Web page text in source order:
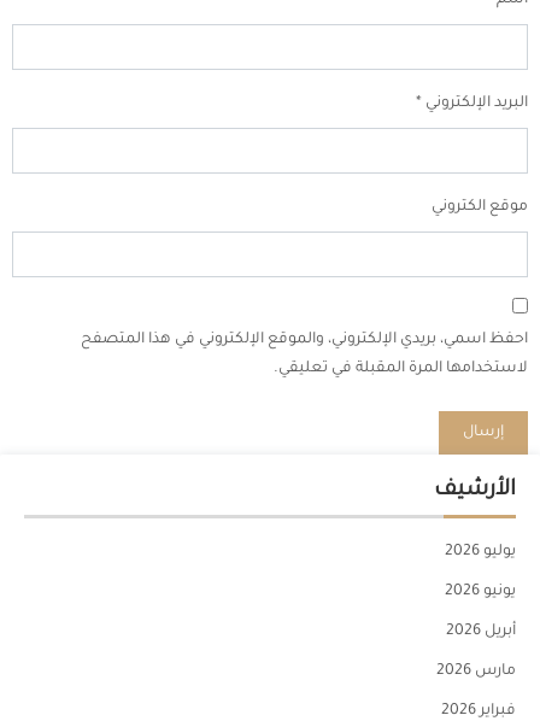
البريد الإلكتروني *
موقع الكتروني
احفظ اسمي، بريدي الإلكتروني، والموقع الإلكتروني في هذا المتصفح
لاستخدامها المرة المقبلة في تعليقي.
الأرشيف
يوليو 2026
يونيو 2026
أبريل 2026
مارس 2026
فبراير 2026